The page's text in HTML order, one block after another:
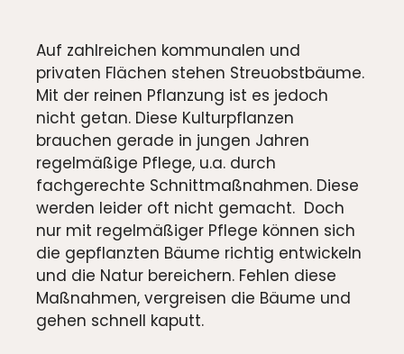
Auf zahlreichen kommunalen und
privaten Flächen stehen Streuobstbäume.
Mit der reinen Pflanzung ist es jedoch
nicht getan. Diese Kulturpflanzen
brauchen gerade in jungen Jahren
regelmäßige Pflege, u.a. durch
fachgerechte Schnittmaßnahmen. Diese
werden leider oft nicht gemacht. Doch
nur mit regelmäßiger Pflege können sich
die gepflanzten Bäume richtig entwickeln
und die Natur bereichern. Fehlen diese
Maßnahmen, vergreisen die Bäume und
gehen schnell kaputt.